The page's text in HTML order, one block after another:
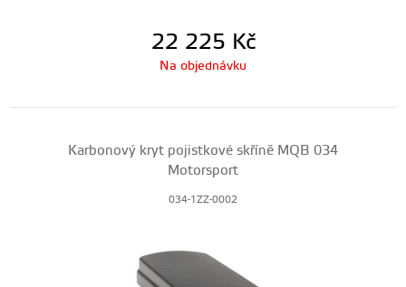
22 225 Kč
Na objednávku
Karbonový kryt pojistkové skříně MQB 034
Motorsport
034-1ZZ-0002